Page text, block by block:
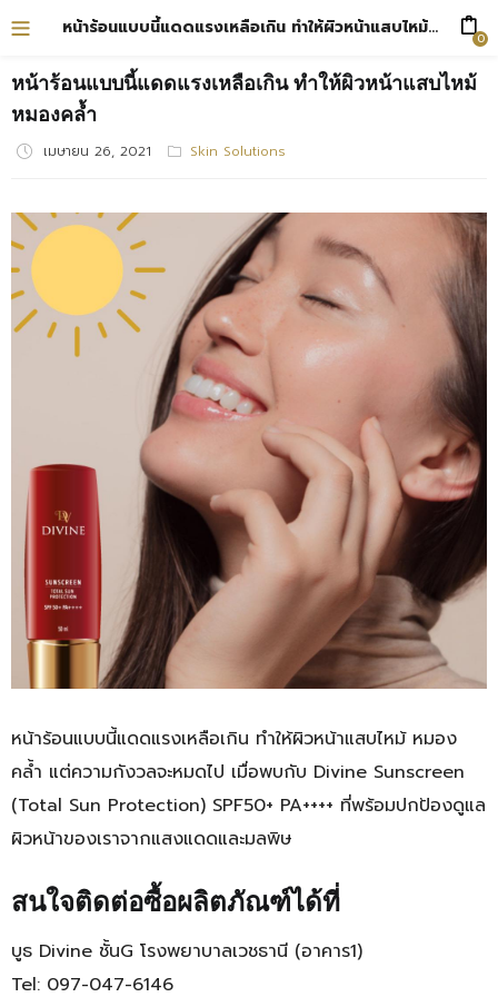
หน้าร้อนแบบนี้แดดแรงเหลือเกิน ทำให้ผิวหน้าแสบไหม้ หมองคล้ำ 0
หน้าร้อนแบบนี้แดดแรงเหลือเกิน ทำให้ผิวหน้าแสบไหม้
หมองคล้ำ
Posted
เมษายน 26, 2021 Skin Solutions
หน้าร้อนแบบนี้แดดแรงเหลือเกิน ทำให้ผิวหน้าแสบไหม้ หมอง
คล้ำ แต่ความกังวลจะหมดไป เมื่อพบกับ Divine Sunscreen
(Total Sun Protection) SPF50+ PA++++ ที่พร้อมปกป้องดูแล
ผิวหน้าของเราจากแสงแดดและมลพิษ
สนใจติดต่อซื้อผลิตภัณฑ์ได้ที่
บูธ Divine ชั้นG โรงพยาบาลเวชธานี (อาคาร1)
Tel: 097-047-6146